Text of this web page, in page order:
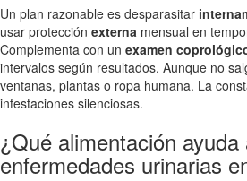
Un plan razonable es desparasitar
usar protección externa mensual en
Complementa con un examen
intervalos según resultados. Aunque no
ventanas, plantas o ropa humana. La
infestaciones silenciosas.
¿Qué alimentación
enfermedades urinarias